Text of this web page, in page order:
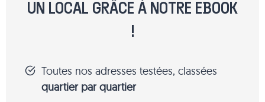
UN LOCAL GRÂCE À NOTRE EBOOK
!
Toutes nos adresses testées, classées
quartier par quartier